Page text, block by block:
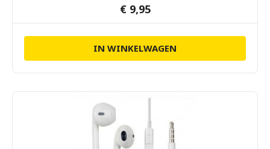
€ 9,95
IN WINKELWAGEN